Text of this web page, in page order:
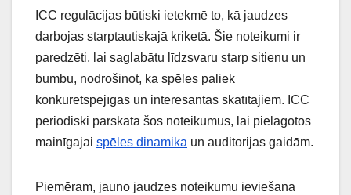
ICC regulācijas būtiski ietekmē to, kā jaudzes
darbojas starptautiskajā kriketā. Šie noteikumi ir
paredzēti, lai saglabātu līdzsvaru starp sitienu un
bumbu, nodrošinot, ka spēles paliek
konkurētspējīgas un interesantas skatītājiem. ICC
periodiski pārskata šos noteikumus, lai pielāgotos
mainīgajai spēles dinamika un auditorijas gaidām.
Piemēram, jauno jaudzes noteikumu ieviešana